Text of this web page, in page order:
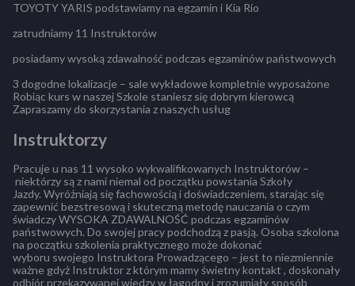
TOYOTY YARIS podstawiamy na egzamin i Kia Rio
zatrudniamy 11 Instruktorów
posiadamy wysoką zdawalność podczas egzaminów państwowych
3 dogodne lokalizacje – sale wykładowe kompletnie wyposażone
Robiąc kurs w naszej Szkole staniesz się dobrym kierowcą
Zapraszamy do skorzystania z naszych usług
Instruktorzy
Pracuje u nas 11 wysoko wykwalifikowanych Instruktorów –
niektórzy są z nami niemal od początku powstania Szkoły
Jazdy. Wyróżniają się fachowością i doświadczeniem, starając się
zapewnić bezstresową i skuteczną metodę nauczania o czym
świadczy WYSOKA ZDAWALNOŚĆ podczas egzaminów
państwowych. Do swojej pracy podchodzą z pasją. Osoba szkolona
na początku szkolenia praktycznego może dokonać
wyboru swojego Instruktora Prowadzącego – jest to niezmiennie
ważne gdyż Instruktor z którym mamy świetny kontakt , doskonały
odbiór przekazywanej wiedzy w łagodny i zrozumiały sposób